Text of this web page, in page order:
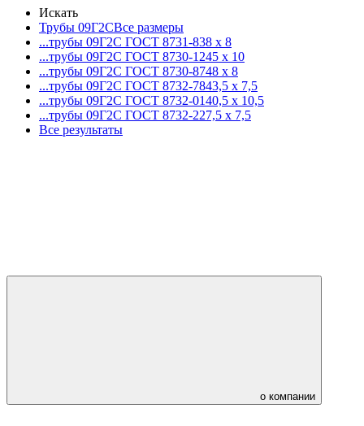
Искать
Трубы 09Г2СВсе размеры
...трубы 09Г2С ГОСТ 8731-838 x 8
...трубы 09Г2С ГОСТ 8730-1245 x 10
...трубы 09Г2С ГОСТ 8730-8748 x 8
...трубы 09Г2С ГОСТ 8732-7843,5 x 7,5
...трубы 09Г2С ГОСТ 8732-0140,5 x 10,5
...трубы 09Г2С ГОСТ 8732-227,5 x 7,5
Все результаты
о компании